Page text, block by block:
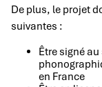
De plus, le projet
suivantes :
Être signé
en France